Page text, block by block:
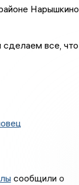
Нарышкино
все, что
сообщили о